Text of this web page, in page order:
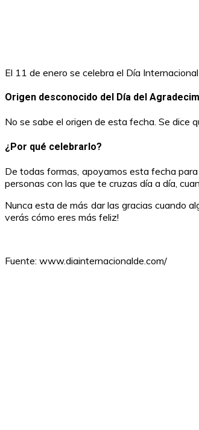
El 11 de enero se celebra el Día
Origen desconocido del Día del
No se sabe el origen de esta fecha. Se dice
¿Por qué celebrarlo?
De todas formas, apoyamos esta fecha
personas con las que te cruzas día a día,
Nunca esta de más dar las gracias cuando
verás cómo eres más feliz!
Fuente: www.diainternacionalde.com/